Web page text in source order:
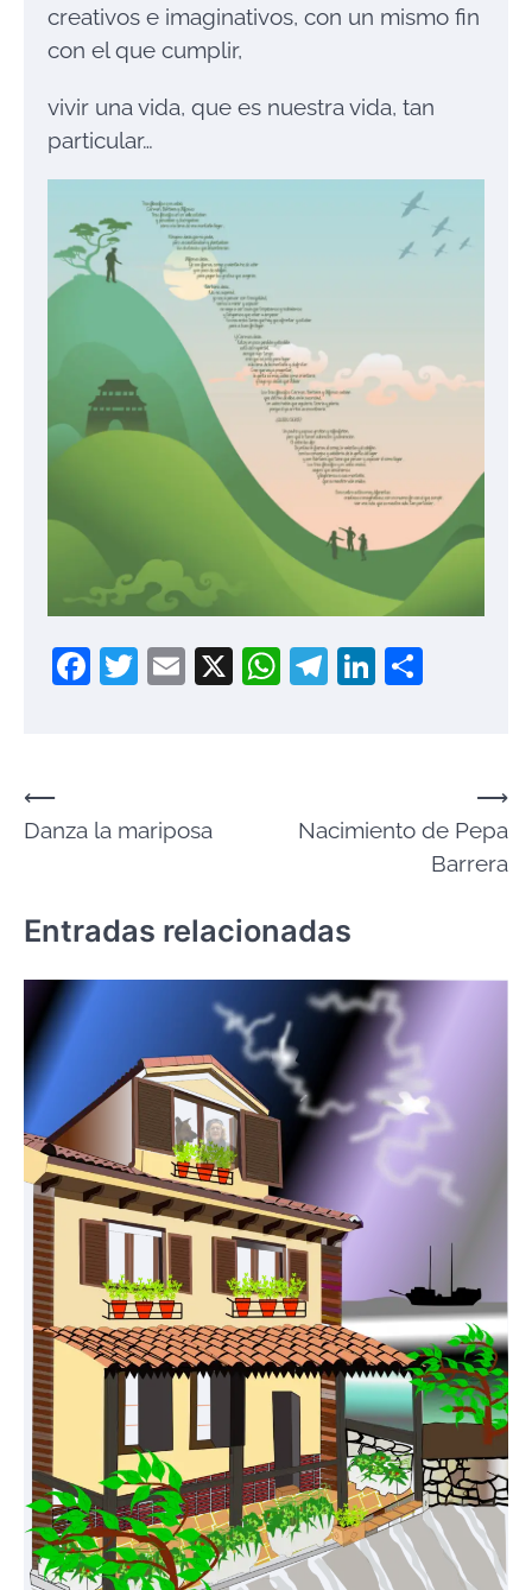
creativos e imaginativos, con un mismo fin
con el que cumplir,
vivir una vida, que es nuestra vida, tan
particular…
Facebook
Twitter
Email
X WhatsApp
Telegram
LinkedIn
Navegación
de
⟵
Danza la mariposa
Nacimiento de Pepa
Barrera
⟶
Entradas relacionadas